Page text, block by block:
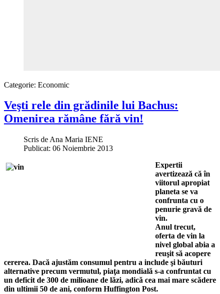
Categorie: Economic
Veşti rele din grădinile lui Bachus:
Omenirea rămâne fără vin!
Scris de Ana Maria IENE
Publicat: 06 Noiembrie 2013
Expertii
avertizează că în
viitorul apropiat
planeta se va
confrunta cu o
penurie gravă de
vin.
Anul trecut,
oferta de vin la
nivel global abia a
reuşit să acopere
cererea. Dacă ajustăm consumul pentru a include şi băuturi
alternative precum vermutul, piaţa mondială s-a confruntat cu
un deficit de 300 de milioane de lăzi, adică cea mai mare scădere
din ultimii 50 de ani, conform Huffington Post.